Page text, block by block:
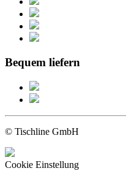
Bequem liefern
© Tischline GmbH
Cookie Einstellung